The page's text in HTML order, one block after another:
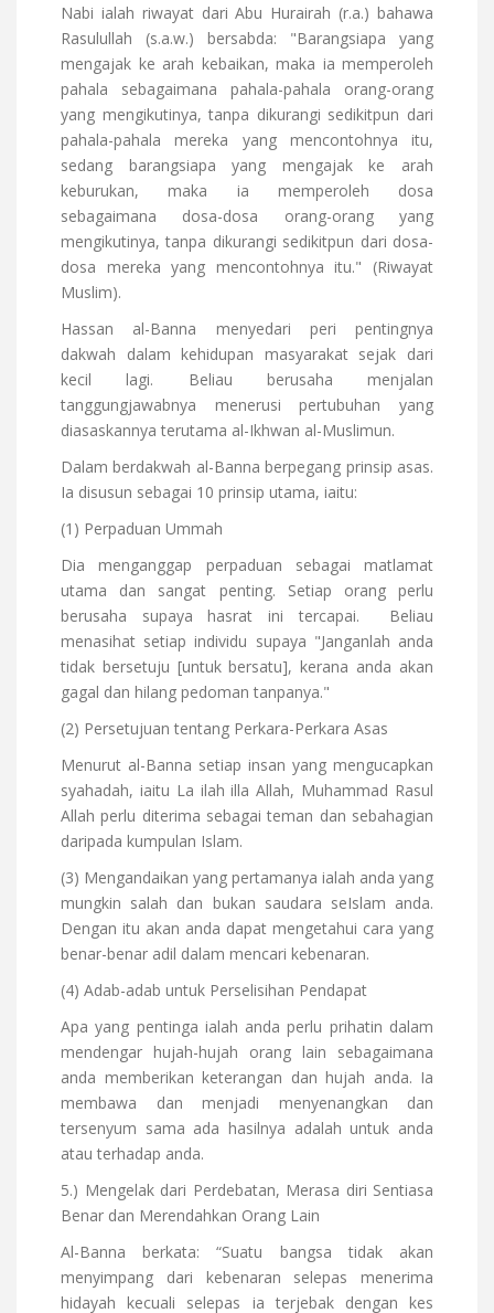
Nabi ialah riwayat dari Abu Hurairah (r.a.) bahawa
Rasulullah (s.a.w.) bersabda: "Barangsiapa yang
mengajak ke arah kebaikan, maka ia memperoleh
pahala sebagaimana pahala-pahala orang-orang
yang mengikutinya, tanpa dikurangi sedikitpun dari
pahala-pahala mereka yang mencontohnya itu,
sedang barangsiapa yang mengajak ke arah
keburukan, maka ia memperoleh dosa
sebagaimana dosa-dosa orang-orang yang
mengikutinya, tanpa dikurangi sedikitpun dari dosa-
dosa mereka yang mencontohnya itu." (Riwayat
Muslim).
Hassan al-Banna menyedari peri pentingnya
dakwah dalam kehidupan masyarakat sejak dari
kecil lagi. Beliau berusaha menjalan
tanggungjawabnya menerusi pertubuhan yang
diasaskannya terutama al-Ikhwan al-Muslimun.
Dalam berdakwah al-Banna berpegang prinsip asas.
Ia disusun sebagai 10 prinsip utama, iaitu:
(1) Perpaduan Ummah
Dia menganggap perpaduan sebagai matlamat
utama dan sangat penting. Setiap orang perlu
berusaha supaya hasrat ini tercapai.
Beliau
menasihat setiap individu supaya "Janganlah anda
tidak bersetuju [untuk bersatu], kerana anda akan
gagal dan hilang pedoman tanpanya."
(2) Persetujuan tentang Perkara-Perkara Asas
Menurut al-Banna setiap insan yang mengucapkan
syahadah, iaitu La ilah illa Allah, Muhammad Rasul
Allah perlu diterima sebagai teman dan sebahagian
daripada kumpulan Islam.
(3) Mengandaikan yang pertamanya ialah anda yang
mungkin salah dan bukan saudara seIslam anda.
Dengan itu akan anda dapat mengetahui cara yang
benar-benar adil dalam mencari kebenaran.
(4) Adab-adab untuk Perselisihan Pendapat
Apa yang pentinga ialah anda perlu prihatin dalam
mendengar hujah-hujah orang lain sebagaimana
anda memberikan keterangan dan hujah anda. Ia
membawa dan menjadi menyenangkan dan
tersenyum sama ada hasilnya adalah untuk anda
atau terhadap anda.
5.) Mengelak dari Perdebatan, Merasa diri Sentiasa
Benar dan Merendahkan Orang Lain
Al-Banna berkata: “Suatu bangsa tidak akan
menyimpang dari kebenaran selepas menerima
hidayah kecuali selepas ia terjebak dengan kes